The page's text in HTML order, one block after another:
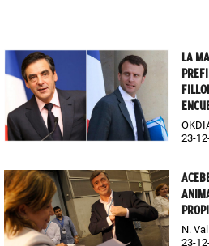
LA
23-
N.
23-